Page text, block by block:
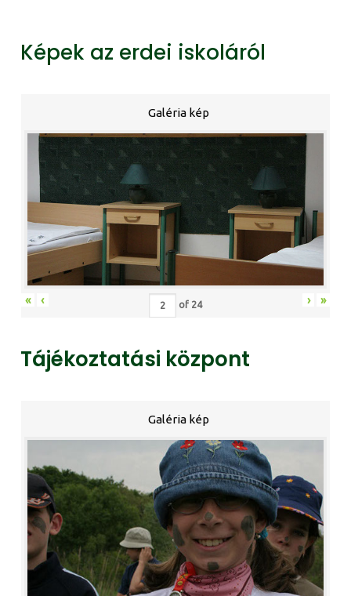
Képek az erdei iskoláról
Galéria kép
« ‹ of 24 › »
Tájékoztatási központ
Galéria kép